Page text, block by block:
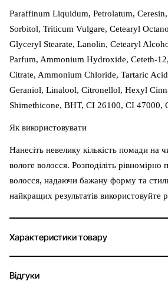
Paraffinum Liquidum, Petrolatum,
Sorbitol, Triticum Vulgare, Cetearyl
Glyceryl Stearate, Lanolin, Cetearyl
Parfum, Ammonium Hydroxide, Ceteth-
Citrate, Ammonium Chloride, Tartaric
Geraniol, Linalool, Citronellol, Hexyl
Shimethicone, BHT, CI 26100, CI 47000,
Як використовувати
Нанесіть невелику кількість помади на
вологе волосся. Розподіліть рівномірно
волосся, надаючи бажану форму та
найкращих результатів використовуйте
Характеристики товару
Відгуки